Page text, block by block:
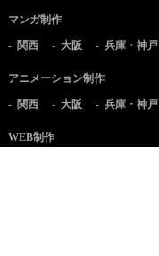
マンガ制作
関西 大阪 兵庫・神戸
アニメーション制作
関西 大阪 兵庫・神戸
WEB制作